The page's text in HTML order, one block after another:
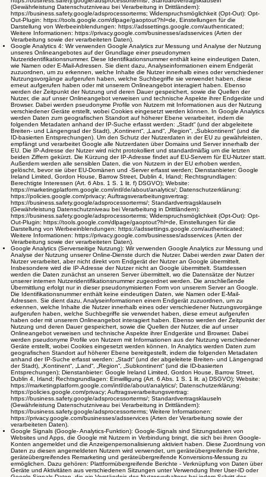
(Gewährleistung Datenschutzniveau bei Verarbeitung in Drittländern):
https://business.safety.google/adsprocessorterms; Widerspruchsmöglichkeit (Opt-Out): Opt-
Out-Plugin: https://tools.google.com/dlpage/gaoptout?hl=de, Einstellungen für die
Darstellung von Werbeeinblendungen: https://adssettings.google.com/authenticated;
Weitere Informationen: https://privacy.google.com/businesses/adsservices (Arten der
Verarbeitung sowie der verarbeiteten Daten).
Google Analytics 4: Wir verwenden Google Analytics zur Messung und Analyse der Nutzung
unseres Onlineangebotes auf der Grundlage einer pseudonymen
Nutzeridentifikationsnummer. Diese Identifikationsnummer enthält keine eindeutigen Daten,
wie Namen oder E-Mail-Adressen. Sie dient dazu, Analyseinformationen einem Endgerät
zuzuordnen, um zu erkennen, welche Inhalte die Nutzer innerhalb eines oder verschiedener
Nutzungsvorgänge aufgerufen haben, welche Suchbegriffe sie verwendet haben, diese
erneut aufgerufen haben oder mit unserem Onlineangebot interagiert haben. Ebenso
werden der Zeitpunkt der Nutzung und deren Dauer gespeichert, sowie die Quellen der
Nutzer, die auf unser Onlineangebot verweisen und technische Aspekte ihrer Endgeräte und
Browser. Dabei werden pseudonyme Profile von Nutzern mit Informationen aus der Nutzung
verschiedener Geräte erstellt, wobei Cookies eingesetzt werden können. In Google Analytics
werden Daten zum geografischen Standort auf höherer Ebene verarbeitet, indem die
folgenden Metadaten anhand der IP-Suche erfasst werden: „Stadt“ (und der abgeleitete
Breiten- und Längengrad der Stadt), „Kontinent“, „Land“, „Region“, „Subkontinent“ (und die
ID-basierten Entsprechungen). Um den Schutz der Nutzerdaten in der EU zu gewährleisten,
empfängt und verarbeitet Google alle Nutzerdaten über Domains und Server innerhalb der
EU. Die IP-Adresse der Nutzer wird nicht protokolliert und standardmäßig um die letzten
beiden Ziffern gekürzt. Die Kürzung der IP-Adresse findet auf EU-Servern für EU-Nutzer statt.
Außerdem werden alle sensiblen Daten, die von Nutzern in der EU erhoben werden,
gelöscht, bevor sie über EU-Domänen und -Server erfasst werden; Dienstanbieter: Google
Ireland Limited, Gordon House, Barrow Street, Dublin 4, Irland; Rechtsgrundlagen:
Berechtigte Interessen (Art. 6 Abs. 1 S. 1 lit. f) DSGVO); Website:
https://marketingplatform.google.com/intl/de/about/analytics/; Datenschutzerklärung:
https://policies.google.com/privacy; Auftragsverarbeitungsvertrag:
https://business.safety.google/adsprocessorterms/; Standardvertragsklauseln
(Gewährleistung Datenschutzniveau bei Verarbeitung in Drittländern):
https://business.safety.google/adsprocessorterms; Widerspruchsmöglichkeit (Opt-Out): Opt-
Out-Plugin: https://tools.google.com/dlpage/gaoptout?hl=de, Einstellungen für die
Darstellung von Werbeeinblendungen: https://adssettings.google.com/authenticated;
Weitere Informationen: https://privacy.google.com/businesses/adsservices (Arten der
Verarbeitung sowie der verarbeiteten Daten).
Google Analytics (Serverseitige Nutzung): Wir verwenden Google Analytics zur Messung und
Analyse der Nutzung unserer Online-Dienste durch die Nutzer. Dabei werden zwar Daten der
Nutzer verarbeitet, aber nicht direkt vom Endgerät der Nutzer an Google übermittelt.
Insbesondere wird die IP-Adresse der Nutzer nicht an Google übermittelt. Stattdessen
werden die Daten zunächst an unseren Server übermittelt, wo die Datensätze der Nutzer
unserer internen Nutzeridentifikationsnummer zugeordnet werden. Die anschließende
Übermittlung erfolgt nur in dieser pseudonymisierten Form von unserem Server an Google.
Die Identifikationsnummer enthält keine eindeutigen Daten, wie Namen oder E-Mail-
Adressen. Sie dient dazu, Analyseinformationen einem Endgerät zuzuordnen, um zu
erkennen, welche Inhalte die Nutzer innerhalb eines oder verschiedener Nutzungsvorgänge
aufgerufen haben, welche Suchbegriffe sie verwendet haben, diese erneut aufgerufen
haben oder mit unserem Onlineangebot interagiert haben. Ebenso werden der Zeitpunkt der
Nutzung und deren Dauer gespeichert, sowie die Quellen der Nutzer, die auf unser
Onlineangebot verweisen und technische Aspekte ihrer Endgeräte und Browser. Dabei
werden pseudonyme Profile von Nutzern mit Informationen aus der Nutzung verschiedener
Geräte erstellt, wobei Cookies eingesetzt werden können. In Analytics werden Daten zum
geografischen Standort auf höherer Ebene bereitgestellt, indem die folgenden Metadaten
anhand der IP-Suche erfasst werden: „Stadt“ (und der abgeleitete Breiten- und Längengrad
der Stadt), „Kontinent“, „Land“, „Region“, „Subkontinent“ (und die ID-basierten
Entsprechungen); Dienstanbieter: Google Ireland Limited, Gordon House, Barrow Street,
Dublin 4, Irland; Rechtsgrundlagen: Einwilligung (Art. 6 Abs. 1 S. 1 lit. a) DSGVO); Website:
https://marketingplatform.google.com/intl/de/about/analytics/; Datenschutzerklärung:
https://policies.google.com/privacy; Auftragsverarbeitungsvertrag:
https://business.safety.google/adsprocessorterms/; Standardvertragsklauseln
(Gewährleistung Datenschutzniveau bei Verarbeitung in Drittländern):
https://business.safety.google/adsprocessorterms; Weitere Informationen:
https://privacy.google.com/businesses/adsservices (Arten der Verarbeitung sowie der
verarbeiteten Daten).
Google Signals (Google- Analytics-Funktion): Google-Signals sind Sitzungsdaten von
Websites und Apps, die Google mit Nutzern in Verbindung bringt, die sich bei ihren Google-
Konten angemeldet und die Anzeigenpersonalisierung aktiviert haben. Diese Zuordnung von
Daten zu diesen angemeldeten Nutzern wird verwendet, um geräteübergreifende Berichte,
geräteübergreifendes Remarketing und geräteübergreifende Konversions-Messung zu
ermöglichen. Dazu gehören: Plattformübergreifende Berichte - Verknüpfung von Daten über
Geräte und Aktivitäten aus verschiedenen Sitzungen unter Verwendung Ihrer User-ID oder